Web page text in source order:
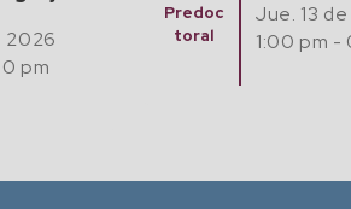
pm
Matem
áticas,
Data